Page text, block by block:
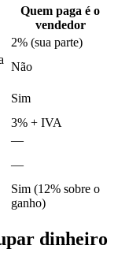
Quem paga é o
vendedor
2% (sua parte)
Não
Sim
3% + IVA
—
—
Sim (12% sobre o
ganho)
dinheiro